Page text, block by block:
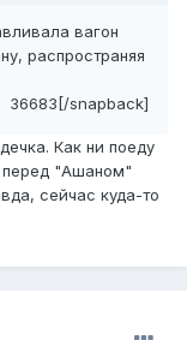
вагон
распространяя
36683[/snapback]
Как ни поеду
перед "Ашаном"
сейчас куда-то